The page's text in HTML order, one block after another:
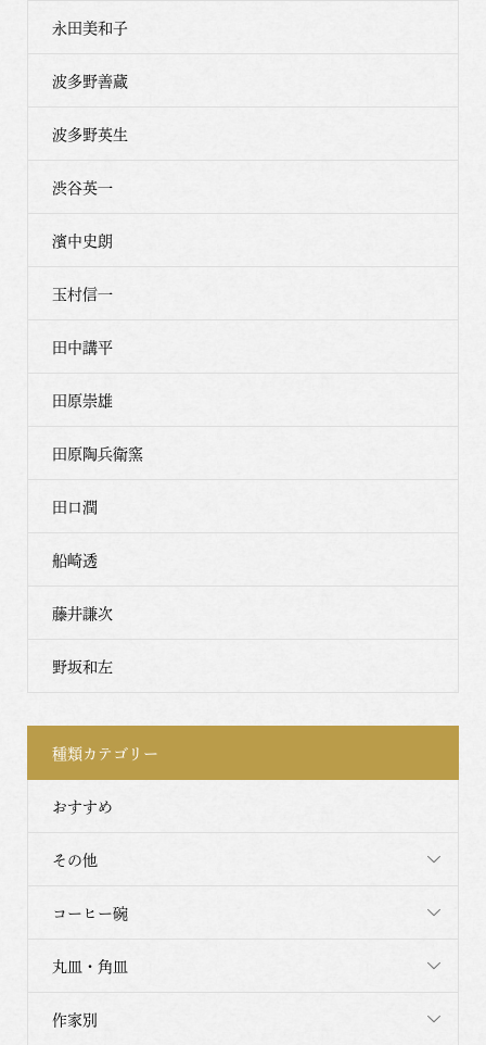
永田美和子
波多野善蔵
波多野英生
渋谷英一
濱中史朗
玉村信一
田中講平
田原崇雄
田原陶兵衛窯
田口潤
船崎透
藤井謙次
野坂和左
種類カテゴリー
おすすめ
その他
コーヒー碗
丸皿・角皿
作家別